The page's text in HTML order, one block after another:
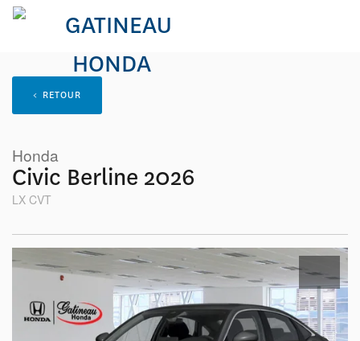
< RETOUR
Honda
Civic Berline 2026
LX CVT